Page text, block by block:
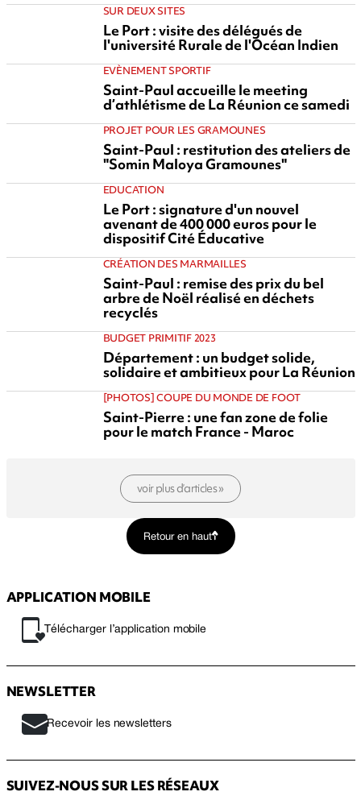
SUR DEUX SITES
Le Port : visite des délégués de
l'université Rurale de l'Océan Indien
EVÈNEMENT SPORTIF
Saint-Paul accueille le meeting
d’athlétisme de La Réunion ce samedi
PROJET POUR LES GRAMOUNES
Saint-Paul : restitution des ateliers de
"Somin Maloya Gramounes"
EDUCATION
Le Port : signature d'un nouvel
avenant de 400 000 euros pour le
dispositif Cité Éducative
CRÉATION DES MARMAILLES
Saint-Paul : remise des prix du bel
arbre de Noël réalisé en déchets
recyclés
BUDGET PRIMITIF 2023
Département : un budget solide,
solidaire et ambitieux pour La Réunion
[PHOTOS] COUPE DU MONDE DE FOOT
Saint-Pierre : une fan zone de folie
pour le match France - Maroc
voir plus d’articles »
Retour en haut
APPLICATION MOBILE
Télécharger l’application mobile
NEWSLETTER
Recevoir les newsletters
SUIVEZ-NOUS SUR LES RÉSEAUX